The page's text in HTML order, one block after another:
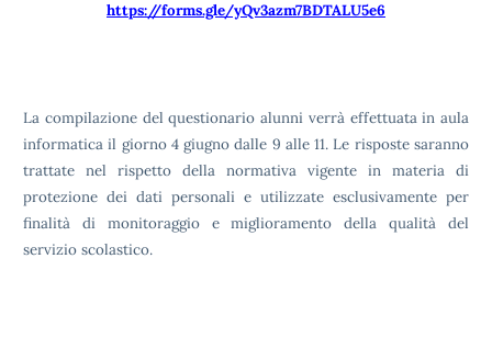
https://forms.gle/yQv3azm7BDTALU5e6
La compilazione del questionario alunni verrà effettuata in aula
informatica il giorno 4 giugno dalle 9 alle 11. Le risposte saranno
trattate nel rispetto della normativa vigente in materia di
protezione dei dati personali e utilizzate esclusivamente per
finalità di monitoraggio e miglioramento della qualità del
servizio scolastico.